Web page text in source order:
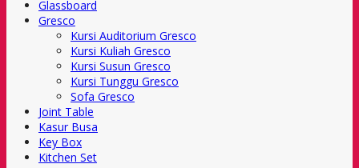
Glassboard
Gresco
Kursi Auditorium Gresco
Kursi Kuliah Gresco
Kursi Susun Gresco
Kursi Tunggu Gresco
Sofa Gresco
Joint Table
Kasur Busa
Key Box
Kitchen Set